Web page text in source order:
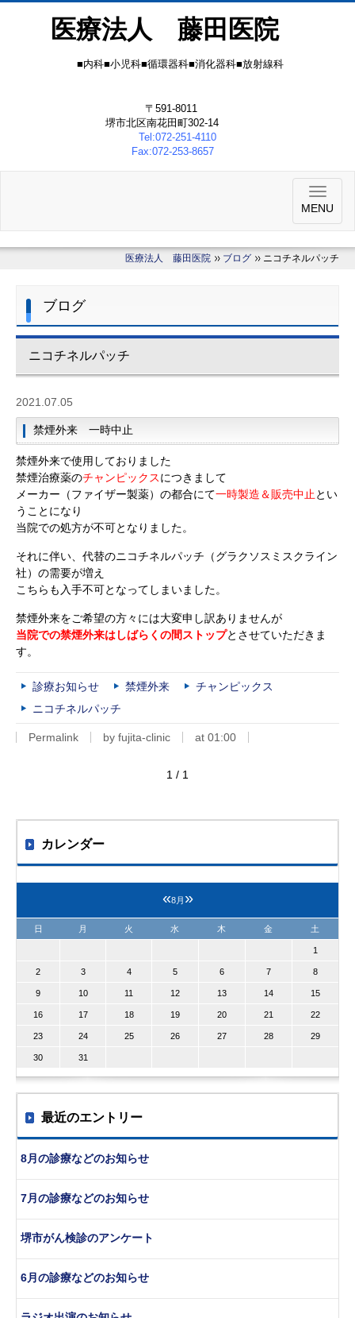
医療法人 藤田医院
■内科■小児科■循環器科■消化器科■放射線科
〒591-8011
堺市北区南花田町302-14
Tel:072-251-4110
Fax:072-253-8657
MENU
医療法人 藤田医院 ブログ ニコチネルパッチ
ブログ
ニコチネルパッチ
2021.07.05
禁煙外来 一時中止
禁煙外来で使用しておりました
禁煙治療薬のチャンピックスにつきまして
メーカー（ファイザー製薬）の都合にて一時製造＆販売中止 とい
うことになり
当院での処方が不可となりました。
それに伴い、代替のニコチネルパッチ（グラクソスミスクライン
社）の需要が増え
こちらも入手不可となってしまいました。
禁煙外来をご希望の方々には大変申し訳ありませんが
当院での禁煙外来はしばらくの間ストップとさせていただきま
す。
診療お知らせ 禁煙外来
チャンピックス
ニコチネルパッチ
Permalink by fujita-clinic at 01:00
1 / 1
カレンダー
«8月 »
日 月 火 水 木 金 土
1
2 3 4 5 6 7 8
9 10 11 12 13 14 15
16 17 18 19 20 21 22
23 24 25 26 27 28 29
30 31
最近のエントリー
8月の診療などのお知らせ
7月の診療などのお知らせ
堺市がん検診のアンケート
6月の診療などのお知らせ